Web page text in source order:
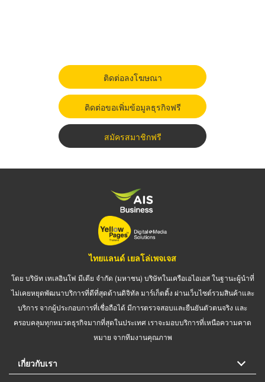
ติดต่อลงโฆษณา
ติดต่อขอเพิ่มข้อมูลธุรกิจฟรี
สมัครสมาชิกฟรี
ไทยแลนด์ เยลโล่เพจเจส
โดย บริษัท เทเลอินโฟ มีเดีย จำกัด (มหาชน) บริษัทในเครือเอไอเอส ในฐานะผู้นำที่
ไม่เคยหยุดพัฒนาบริการที่ดีที่สุดด้านดิจิทัล มาร์เก็ตติ้ง ผ่านเว็บไซต์รวมสินค้าและ
บริการ จากผู้ประกอบการที่เชื่อถือได้ มีการตรวจสอบและยืนยันตัวตนจริง และ
ครอบคลุมทุกหมวดธุรกิจมากที่สุดในประเทศ เราจะมอบบริการที่เหนือความคาด
หมาย จากทีมงานคุณภาพ
เกี่ยวกับเรา